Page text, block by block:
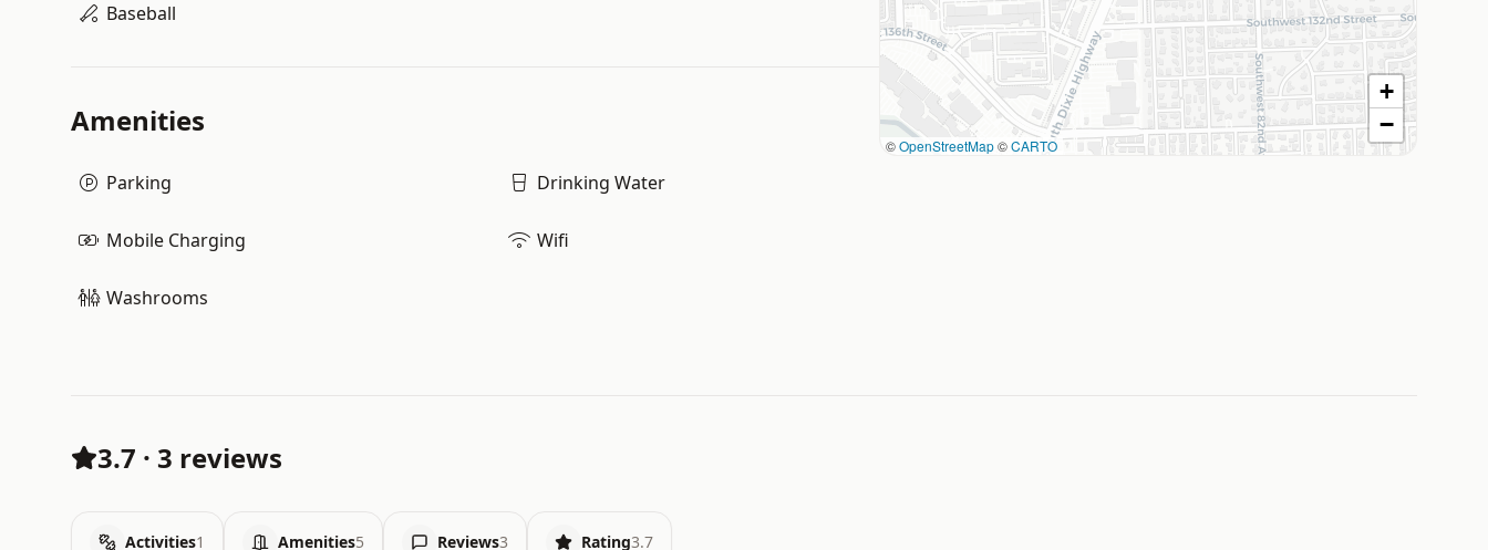
Baseball
Amenities
Parking Drinking Water
Mobile Charging Wifi
Washrooms
©OpenStreetMap©CARTO
+
−
3.7 · 3 reviews
Activities1 Amenities5 Reviews3 Rating3.7